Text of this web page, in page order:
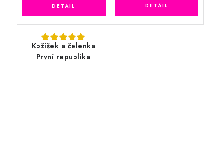
Kožíšek a čelenka
První republika